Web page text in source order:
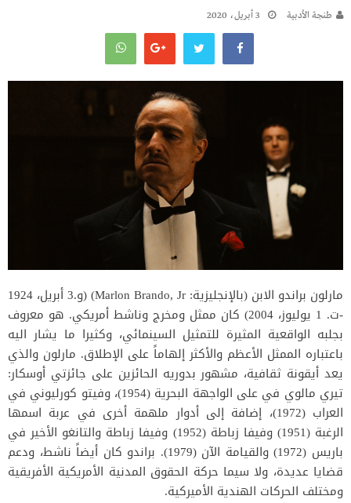
طنجة الأدبية 3 أبريل، 2020
مارلون براندو الابن (بالإنجليزية: Marlon Brando, Jr) (و.3 أبريل، 1924
-ت. 1 يوليوز، 2004) كان ممثل ومخرج وناشط أمريكي. هو معروف
بجلبه الواقعية المثيرة للتمثيل السينمائي، وكثيرا ما يشار اليه
باعتباره الممثل الأعظم والأكثر إلهاماً على الإطلاق. مارلون والذي
يعد أيقونة ثقافية، مشهور بدوريه الحائزين على جائزتي أوسكار:
تيري مالوي في على الواجهة البحرية (1954)، وفيتو كورليوني في
العراب (1972)، إضافة إلى أدوار ملهمة أخرى في عربة اسمها
الرغبة (1951) وفيفا زباطة (1952) وفيفا زباطة والتانغو الأخير في
باريس (1972) والقيامة الآن (1979). براندو كان أيضاً ناشط، ودعم
قضايا عديدة، ولا سيما حركة الحقوق المدنية الأمريكية الأفريقية
ومختلف الحركات الهندية الأميركية.